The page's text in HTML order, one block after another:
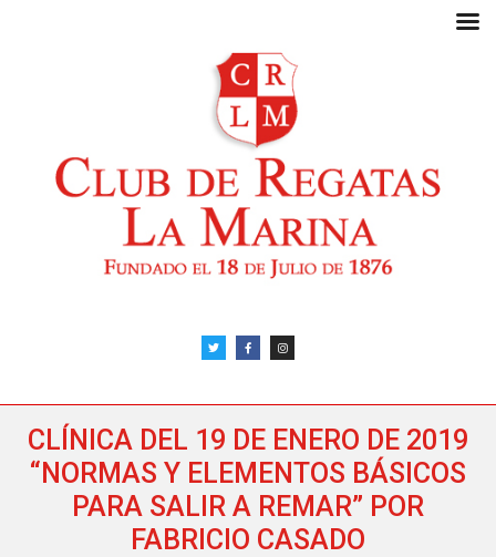
CLÍNICA DEL 19 DE ENERO DE 2019
“NORMAS Y ELEMENTOS BÁSICOS
PARA SALIR A REMAR” POR
FABRICIO CASADO